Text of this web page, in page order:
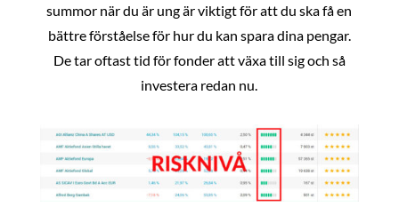
summor när du är ung är viktigt för att du ska få en
bättre förståelse för hur du kan spara dina pengar.
De tar oftast tid för fonder att växa till sig och så
investera redan nu.